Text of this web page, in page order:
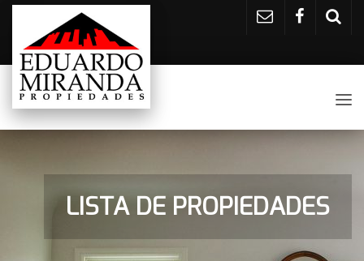
LISTA DE PROPIEDADES